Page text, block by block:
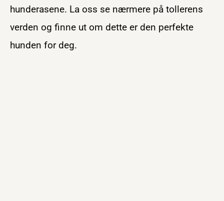
hunderasene. La oss se nærmere på tollerens
verden og finne ut om dette er den perfekte
hunden for deg.